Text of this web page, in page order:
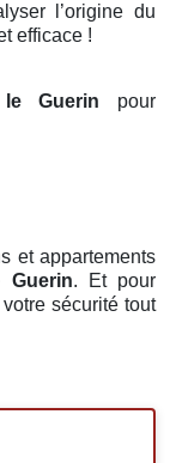
l’origine du
efficace !
Guerin pour
et appartements
Guerin. Et pour
sécurité tout